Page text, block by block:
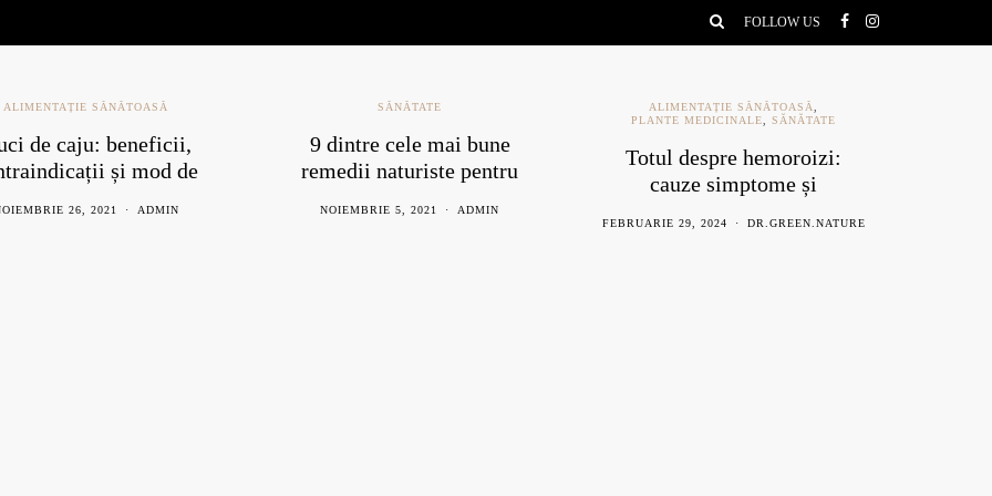
FOLLOW US
ALIMENTAȚIE SĂNĂTOASĂ
de caju: beneficii,
și mod de
26, 2021 ADMIN
SĂNĂTATE
9 dintre cele mai bune
remedii naturiste pentru
NOIEMBRIE 5, 2021 ADMIN
ALIMENTAȚIE SĂNĂTOASĂ
PLANTE MEDICINALE
,SĂNĂTATE
Totul despre hemoroizi:
cauze simptome și
FEBRUARIE 29, 2024 DR.GREEN.NATURE